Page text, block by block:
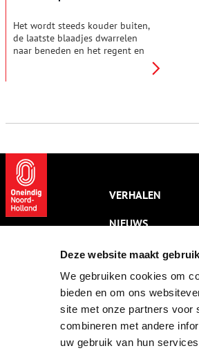
Deze website maakt
We gebruiken cookies om
bieden en om ons
site met onze partners voor
combineren met andere
uw gebruik van hun
Het wordt steeds kouder buiten,
de laatste blaadjes dwarrelen
naar beneden en het regent en
winterkost?
VERHALEN
NIEUWS
KALENDER
THEMA’S
ACTIVITEITEN
VIDEO’S